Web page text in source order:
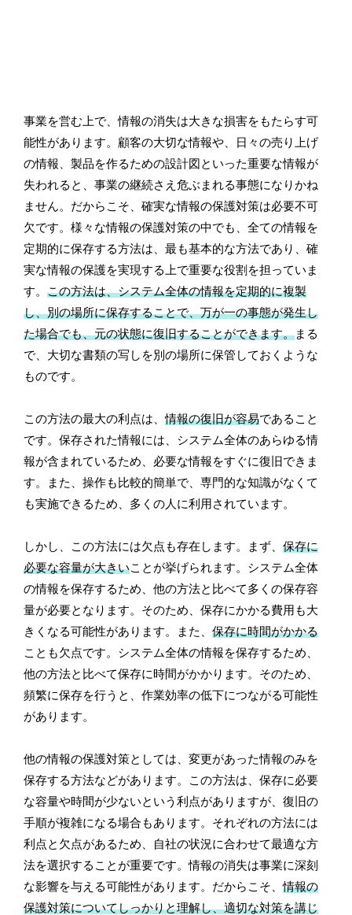
事業を営む上で、情報の消失は大きな損害をもたらす可
能性があります。顧客の大切な情報や、日々の売り上げ
の情報、製品を作るための設計図といった重要な情報が
失われると、事業の継続さえ危ぶまれる事態になりかね
ません。だからこそ、確実な情報の保護対策は必要不可
欠です。様々な情報の保護対策の中でも、全ての情報を
定期的に保存する方法は、最も基本的な方法であり、確
実な情報の保護を実現する上で重要な役割を担っていま
す。この方法は、システム全体の情報を定期的に複製
し、別の場所に保存することで、万が一の事態が発生し
た場合でも、元の状態に復旧することができます。まる
で、大切な書類の写しを別の場所に保管しておくような
ものです。
この方法の最大の利点は、情報の復旧が容易であること
です。保存された情報には、システム全体のあらゆる情
報が含まれているため、必要な情報をすぐに復旧できま
す。また、操作も比較的簡単で、専門的な知識がなくて
も実施できるため、多くの人に利用されています。
しかし、この方法には欠点も存在します。まず、保存に
必要な容量が大きいことが挙げられます。システム全体
の情報を保存するため、他の方法と比べて多くの保存容
量が必要となります。そのため、保存にかかる費用も大
きくなる可能性があります。また、保存に時間がかかる
ことも欠点です。システム全体の情報を保存するため、
他の方法と比べて保存に時間がかかります。そのため、
頻繁に保存を行うと、作業効率の低下につながる可能性
があります。
他の情報の保護対策としては、変更があった情報のみを
保存する方法などがあります。この方法は、保存に必要
な容量や時間が少ないという利点がありますが、復旧の
手順が複雑になる場合もあります。それぞれの方法には
利点と欠点があるため、自社の状況に合わせて最適な方
法を選択することが重要です。情報の消失は事業に深刻
な影響を与える可能性があります。だからこそ、情報の
保護対策についてしっかりと理解し、適切な対策を講じ